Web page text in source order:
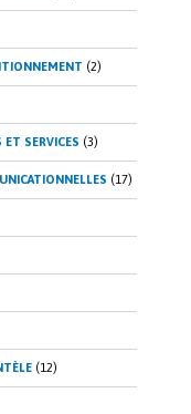
(2)
SERVICES (3)
(17)
(12)